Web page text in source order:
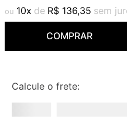
10 R$ 136,35
COMPRAR
Calcule o frete:
10º cobre escovado